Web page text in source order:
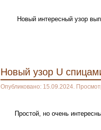
Новый интересный узор
Новый узор U
Опубликовано: 15.09.2024.
Простой, но очень